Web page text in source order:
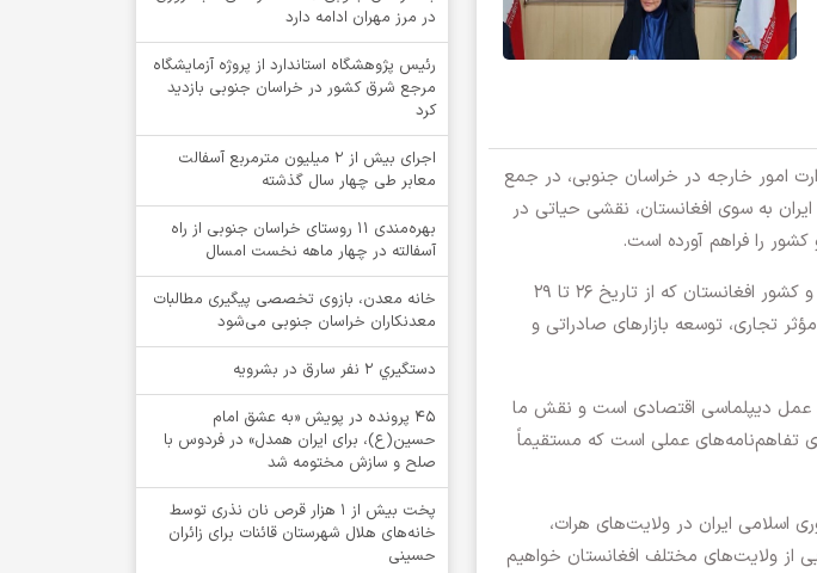
امور خارجه در خراسان جنوبی، در جمع
به سوی افغانستان، نقشی حیاتی در
را فراهم آورده است.
وی افزود: نمایشگاه مشترک توانمندی‌های تجاری و سرمایه‌گذاری جمهوری اسلامی ایران و کشور افغانستان که از تاریخ ۲۶ تا ۲۹
تجاری، توسعه بازارهای صادراتی و
عمل دیپلماسی اقتصادی است و نقش ما
تفاهم‌نامه‌های عملی است که مستقیماً
اسلامی ایران در ولایت‌های هرات،
از ولایت‌های مختلف افغانستان خواهیم
در مرز مهران ادامه دارد
رئیس پژوهشگاه استاندارد از پروژه آزمایشگاه
مرجع شرق کشور در خراسان جنوبی بازدید
کرد
اجرای بیش از ۲ میلیون مترمربع آسفالت
معابر طی چهار سال گذشته
بهره‌مندی ۱۱ روستای خراسان جنوبی از راه
آسفالته در چهار ماهه نخست امسال
خانه معدن، بازوی تخصصی پیگیری مطالبات
معدنکاران خراسان جنوبی می‌شود
دستگيري 2 نفر سارق در بشرويه
۴۵ پرونده در پویش «به عشق امام
حسین(ع)، برای ایران همدل» در فردوس با
صلح و سازش مختومه شد
پخت بیش از 1 هزار قرص نان نذری توسط
خانه‌های هلال شهرستان قائنات برای زائران
حسینی